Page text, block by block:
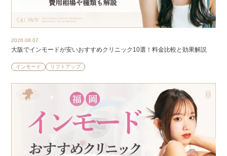
2026.08.07
大阪でインモードが安いおすすめクリニック10選！料金比較と効果解説
インモード リフトアップ